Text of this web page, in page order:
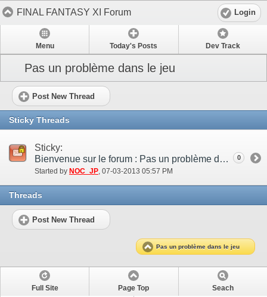
FINAL FANTASY XI Forum Login
Menu Today's Posts Dev Track
Pas un problème dans le jeu
Post New Thread
Sticky Threads
Sticky:
Bienvenue sur le forum : Pas un problème dans le jeu
Started by NOC_JP‎, 07-03-2013 05:57 PM
0
Threads
Post New Thread
Pas un problème dans le jeu
Full Site Page Top Seach